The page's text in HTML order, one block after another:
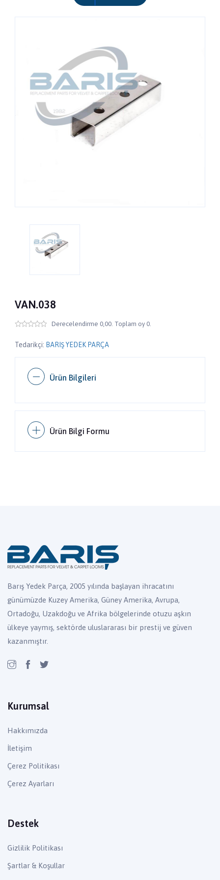
VAN.038
Derecelendirme 0,00. Toplam oy 0.
Tedarikçi: BARIŞ YEDEK PARÇA
Ürün Bilgileri
Ürün Bilgi Formu
Barış Yedek Parça, 2005 yılında başlayan ihracatını
günümüzde Kuzey Amerika, Güney Amerika, Avrupa,
Ortadoğu, Uzakdoğu ve Afrika bölgelerinde otuzu aşkın
ülkeye yaymış, sektörde uluslararası bir prestij ve güven
kazanmıştır.
Kurumsal
Hakkımızda
İletişim
Çerez Politikası
Çerez Ayarları
Destek
Gizlilik Politikası
Şartlar & Koşullar